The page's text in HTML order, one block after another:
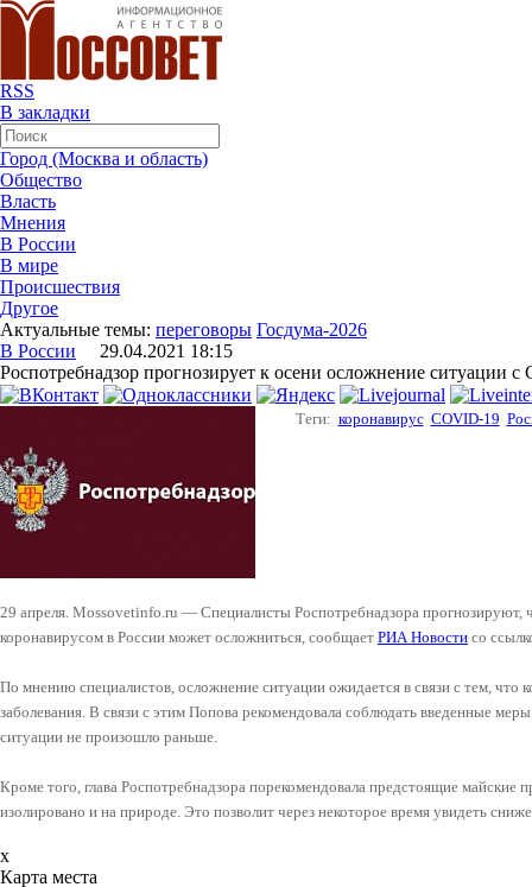
RSS
В закладки
Город (Москва и область)
Общество
Власть
Мнения
В России
В мире
Происшествия
Другое
Актуальные темы: переговоры Госдума-2026
В России 29.04.2021 18:15
Роспотребнадзор прогнозирует к осени осложнение ситуации
Теги: коронавирус COVID-19
29 апреля. Mossovetinfo.ru — Специалисты Роспотребнадзора прогнозируют,
коронавирусом в России может осложниться, сообщает РИА Новости со
По мнению специалистов, осложнение ситуации ожидается в связи с тем, что
заболевания. В связи с этим Попова рекомендовала соблюдать введенные
ситуации не произошло раньше.
Кроме того, глава Роспотребнадзора порекомендовала предстоящие майские
изолировано и на природе. Это позволит через некоторое время увидеть
x
Карта места